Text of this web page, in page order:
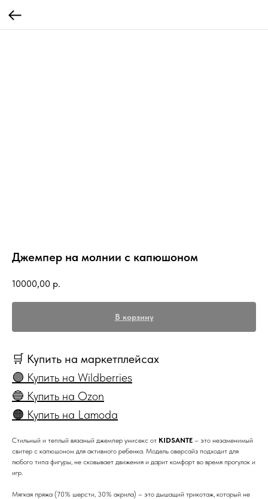
Джемпер на молнии с капюшоном
10000,00 р.
В корзину
🛒 Купить на маркетплейсах
🟣 Купить на Wildberries
🔵 Купить на Ozon
🟠 Купить на Lamoda
Стильный и теплый вязаный джемпер унисекс от KIDSANTE – это незаменимый
свитер с капюшоном для активного ребенка. Модель оверсайз подходит для
любого типа фигуры, не сковывает движения и дарит комфорт во время прогулок и
игр.
Мягкая пряжа (70% шерсти, 30% акрила) – это дышащий трикотаж, который не